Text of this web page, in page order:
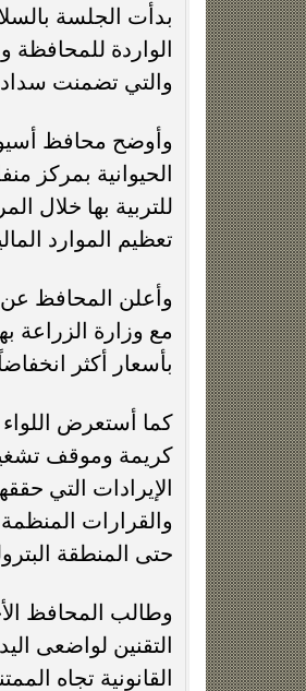
بدأت الجلسة
والتي تضمنت سداد
وأوضح محافظ
الحيوانية
للتربية بها خلال
تعظيم الموارد
وأعلن المحافظ
مع وزارة
بأسعار أكثر
كما أستعرض اللواء
كريمة وموقف
الإيرادات التي
والقرارات
حتى المنطقة
وطالب المحافظ
التقنين لواضعى
القانونية تجاه